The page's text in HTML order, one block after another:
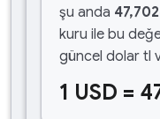
şu anda
kuru ile bu
güncel dolar tl
1 USD =